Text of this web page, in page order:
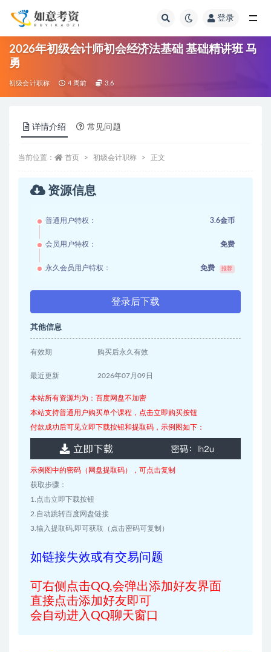
登录
2026年初级会计师初会经济法基础 基础精讲班 马
勇
初级会计职称 4 周前 3.6
详情介绍 常见问题
当前位置： 首页 初级会计职称 正文
资源信息
普通用户特权： 3.6金币
会员用户特权： 免费
永久会员用户特权： 免费 推荐
登录后下载
其他信息
有效期 购买后永久有效
最近更新 2026年07月09日
本站所有资源均为：百度网盘不加密
本站支持普通用户购买单个课程，点击立即购买按钮
付款成功后可见立即下载按钮和提取码，示例图如下：
示例图中的密码（网盘提取码），可点击复制
获取步骤：
1.点击立即下载按钮
2.自动跳转百度网盘链接
3.输入提取码,即可获取（点击密码可复制）
如链接失效或有交易问题
可右侧点击QQ,会弹出添加好友界面
直接点击添加好友即可
会自动进入QQ聊天窗口